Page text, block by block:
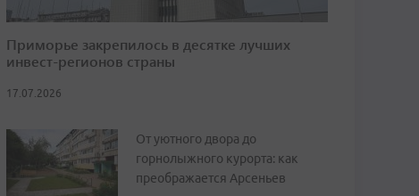
Приморье закрепилось в десятке лучших
инвест-регионов страны
17.07.2026
От уютного двора до
горнолыжного курорта: как
преображается Арсеньев